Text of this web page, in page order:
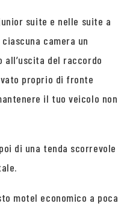
suite e nelle suite a
camera un
all’uscita del raccordo
proprio di fronte
il tuo veicolo non
di una tenda scorrevole
motel economico a poca